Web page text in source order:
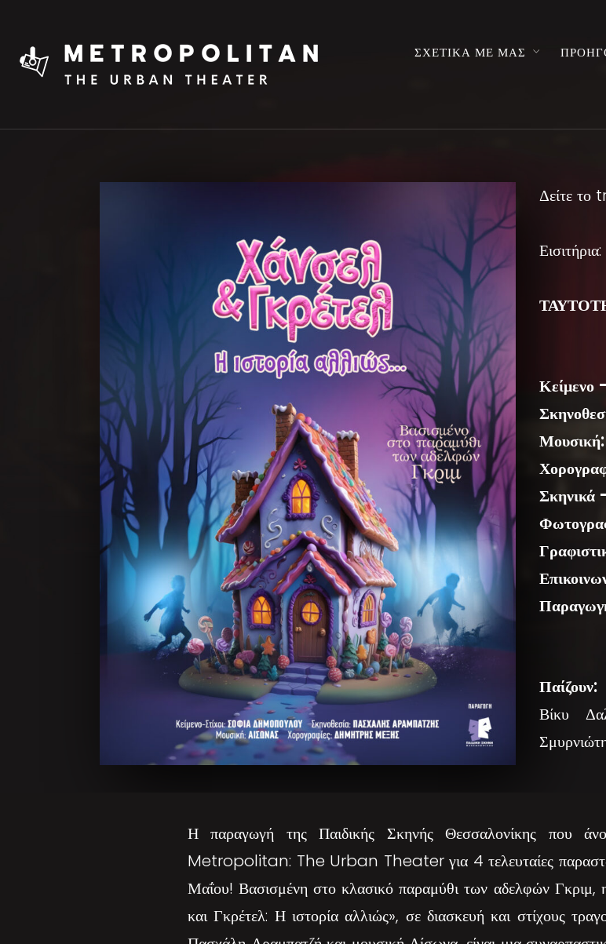
ΣΧΕΤΙΚΑ ΜΕ ΜΑΣ
Δείτε το
Εισιτήρια:
Κείμενο
Μουσική:
Σκηνικά
Παίζουν:
Βίκυ
Η παραγωγή της Παιδικής Σκηνής Θεσσαλονίκης που
Metropolitan: The Urban Theater για 4 τελευταίες
Μαΐου! Βασισμένη στο κλασικό παραμύθι των αδελφών Γκριμ,
και Γκρέτελ: Η ιστορία αλλιώς», σε διασκευή και στίχους